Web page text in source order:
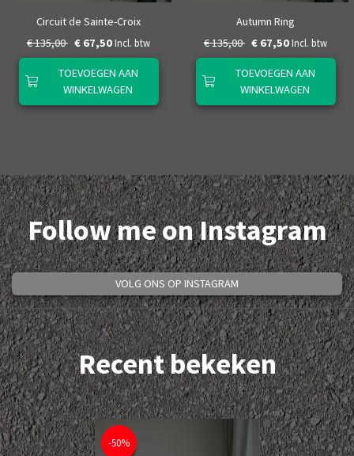
Circuit de Sainte-Croix
€ 135,00 € 67,50 Incl. btw
TOEVOEGEN AAN
WINKELWAGEN
Autumn Ring
€ 135,00 € 67,50 Incl. btw
TOEVOEGEN AAN
WINKELWAGEN
Follow me on Instagram
VOLG ONS OP INSTAGRAM
Recent bekeken
-50%